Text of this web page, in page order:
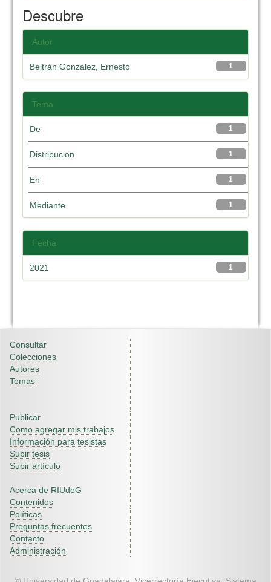
Descubre
Autor
1
Beltrán González, Ernesto
Tema
1
De
1
Distribucion
1
En
1
Mediante
Fecha
1
2021
Consultar
Colecciones
Autores
Temas
Publicar
Como agregar mis trabajos
Información para tesistas
Subir tesis
Subir artículo
Acerca de RIUdeG
Contenidos
Políticas
Preguntas frecuentes
Contacto
Administración